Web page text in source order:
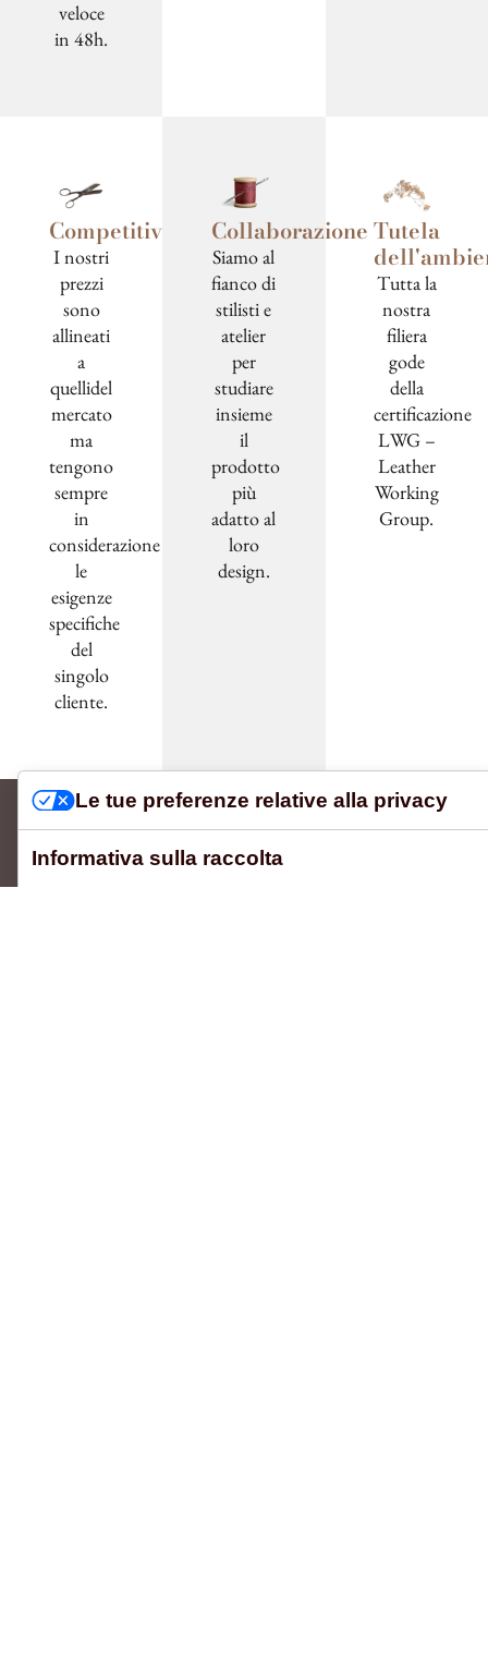
veloce
in 48h.
Competitività
I nostri
prezzi
sono
allineati
a
quellidel
mercato
ma
tengono
sempre
in
considerazione
le
esigenze
specifiche
del
singolo
cliente.
Collaborazione
Siamo al
fianco di
stilisti e
atelier
per
studiare
insieme
il
prodotto
più
adatto al
loro
design.
Tutela
Tutta la
nostra
filiera
gode
della
certificazione
LWG –
Leather
Working
Group.
Le tue preferenze relative alla privacy
Informativa sulla raccolta